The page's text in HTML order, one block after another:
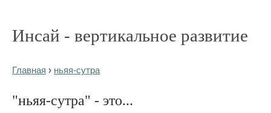
Инсай - вертикальное развитие
Главная › ньяя-сутра
"ньяя-сутра" - это...